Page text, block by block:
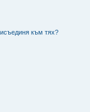
към тях?